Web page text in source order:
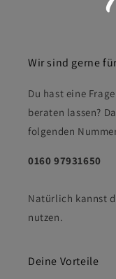
Wir sind gerne
Du hast eine
beraten lassen?
folgenden
0160 97931650
Natürlich kannst
nutzen.
Deine Vorteile